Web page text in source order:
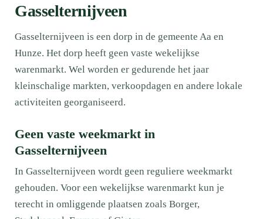
Gasselternijveen
Gasselternijveen is een dorp in de gemeente Aa en
Hunze. Het dorp heeft geen vaste wekelijkse
warenmarkt. Wel worden er gedurende het jaar
kleinschalige markten, verkoopdagen en andere lokale
activiteiten georganiseerd.
Geen vaste weekmarkt in
Gasselternijveen
In Gasselternijveen wordt geen reguliere weekmarkt
gehouden. Voor een wekelijkse warenmarkt kun je
terecht in omliggende plaatsen zoals Borger,